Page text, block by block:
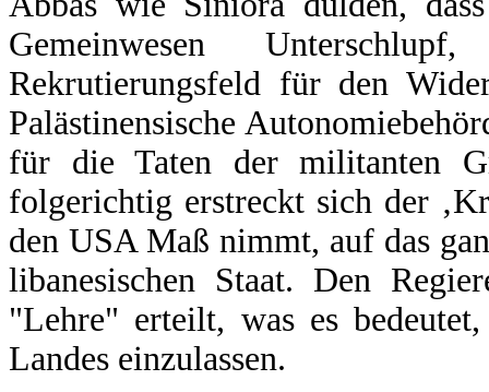
Gemeinwesen
Rekrutierungsfeld für den
Palästinensische
für die Taten der militanten
folgerichtig erstreckt sich der
den USA Maß nimmt, auf das
libanesischen Staat. Den
"Lehre" erteilt, was es
Landes einzulassen.